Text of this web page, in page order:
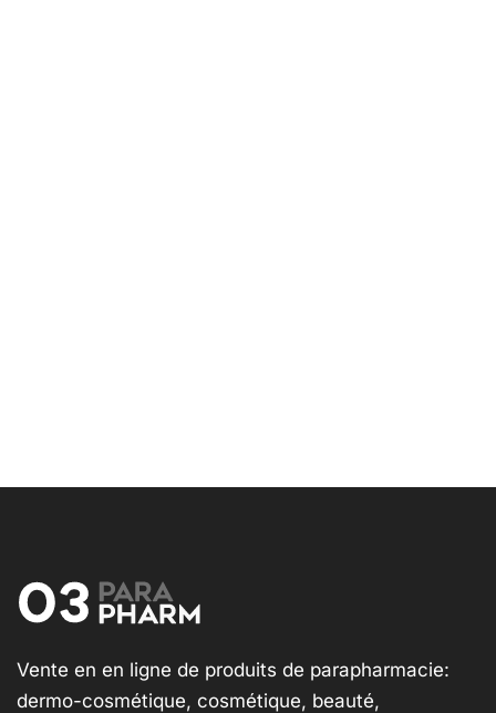
Vente en en ligne de produits de parapharmacie:
dermo-cosmétique, cosmétique, beauté,